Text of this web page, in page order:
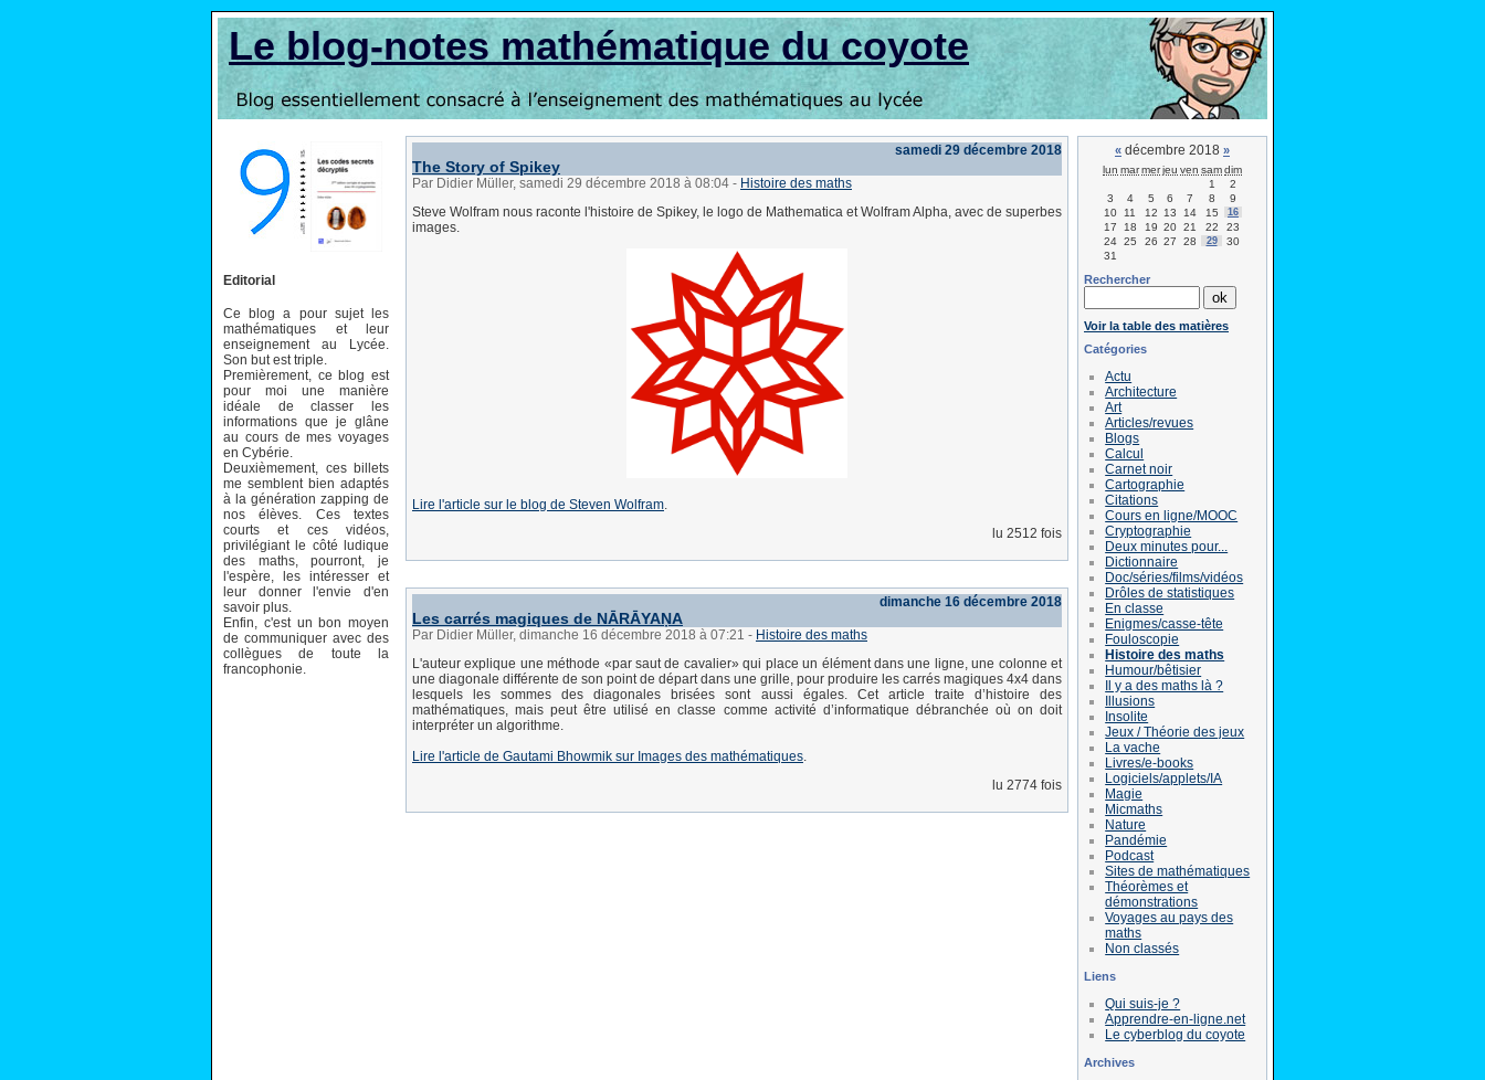
Le blog-notes mathématique du coyote
Editorial
Ce blog a pour sujet les
mathématiques et leur
enseignement au Lycée.
Son but est triple.
Premièrement, ce blog est
pour moi une manière
idéale de classer les
informations que je glâne
au cours de mes voyages
en Cybérie.
Deuxièmement, ces billets
me semblent bien adaptés
à la génération zapping de
nos élèves. Ces textes
courts et ces vidéos,
privilégiant le côté ludique
des maths, pourront, je
l'espère, les intéresser et
leur donner l'envie d'en
savoir plus.
Enfin, c'est un bon moyen
de communiquer avec des
collègues de toute la
francophonie.
samedi 29 décembre 2018
The Story of Spikey
Par Didier Müller, samedi 29 décembre 2018 à 08:04 - Histoire des maths
Steve Wolfram nous raconte l'histoire de Spikey, le logo de Mathematica et Wolfram Alpha, avec de superbes
images.
Lire l'article sur le blog de Steven Wolfram.
lu 2512 fois
dimanche 16 décembre 2018
Les carrés magiques de NĀRĀYAṆA
Par Didier Müller, dimanche 16 décembre 2018 à 07:21 - Histoire des maths
L'auteur explique une méthode «par saut de cavalier» qui place un élément dans une ligne, une colonne et
une diagonale différente de son point de départ dans une grille, pour produire les carrés magiques 4x4 dans
lesquels les sommes des diagonales brisées sont aussi égales. Cet article traite d’histoire des
mathématiques, mais peut être utilisé en classe comme activité d’informatique débranchée où on doit
interpréter un algorithme.
Lire l'article de Gautami Bhowmik sur Images des mathématiques.
lu 2774 fois
« décembre 2018 »
lun marmerjeu ven samdim
1
2
3
4 5 6 7 8
9
10
11 12 13 14 15 16
17 18 19 20 21 22
23
24 25 26 27 28 29
30
31
Rechercher
Voir la table des matières
Catégories
Actu
Architecture
Art
Articles/revues
Blogs
Calcul
Carnet noir
Cartographie
Citations
Cours en ligne/MOOC
Cryptographie
Deux minutes pour...
Dictionnaire
Doc/séries/films/vidéos
Drôles de statistiques
En classe
Enigmes/casse-tête
Fouloscopie
Histoire des maths
Humour/bêtisier
Il y a des maths là ?
Illusions
Insolite
Jeux / Théorie des jeux
La vache
Livres/e-books
Logiciels/applets/IA
Magie
Micmaths
Nature
Pandémie
Podcast
Sites de mathématiques
Théorèmes et
démonstrations
Voyages au pays des
maths
Non classés
Liens
Qui suis-je ?
Apprendre-en-ligne.net
Le cyberblog du coyote
Archives